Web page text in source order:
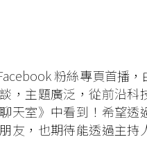
粉絲專頁首播，
，主題廣泛，從前沿
天室》中看到！希望
友，也期待能透過主